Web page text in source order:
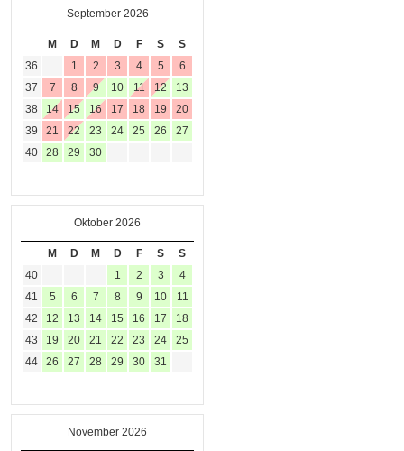
September 2026
M D M D F S
S
36
1 2 3 4 5
6
37
7 8 9 10 11 12
13
38
14 15 16 17 18 19
20
39
21 22 23 24 25 26
27
40
28 29 30
Oktober 2026
M D M D F S
S
40
1 2 3
4
41
5 6 7 8 9 10
11
42
12 13 14 15 16 17
18
43
19 20 21 22 23 24
25
44
26 27 28 29 30 31
November 2026